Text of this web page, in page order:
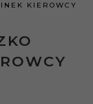
KIEROWCY